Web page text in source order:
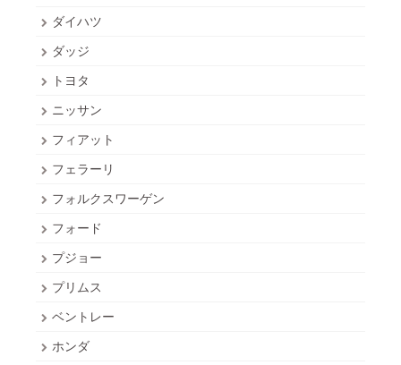
ダイハツ
ダッジ
トヨタ
ニッサン
フィアット
フェラーリ
フォルクスワーゲン
フォード
プジョー
プリムス
ベントレー
ホンダ